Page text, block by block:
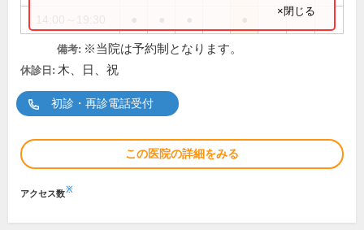
×閉じる
備考: ※当院は予約制となります。
休診日: 木、日、祝
初診・再診電話受付
この医院の詳細をみる
アクセス数※